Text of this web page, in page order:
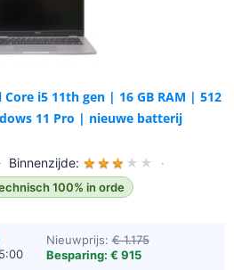
i5 11th gen | 16 GB RAM | 512
11 Pro | nieuwe batterij
· Binnenzijde: ★ ★ ★ ★ ★
·
100% in orde
Nieuwprijs:€ 1.175
Besparing: € 915